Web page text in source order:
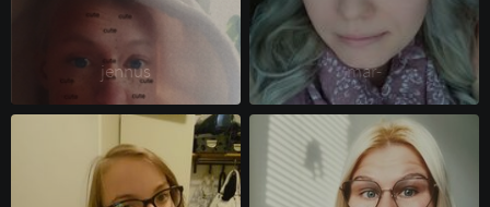
jennus mar-